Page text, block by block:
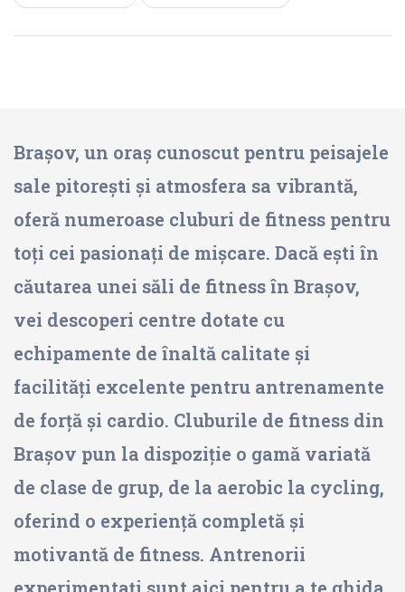
Brașov, un oraș cunoscut pentru peisajele
sale pitorești și atmosfera sa vibrantă,
oferă numeroase cluburi de fitness pentru
toți cei pasionați de mișcare. Dacă ești în
căutarea unei săli de fitness în Brașov,
vei descoperi centre dotate cu
echipamente de înaltă calitate și
facilități excelente pentru antrenamente
de forță și cardio. Cluburile de fitness din
Brașov pun la dispoziție o gamă variată
de clase de grup, de la aerobic la cycling,
oferind o experiență completă și
motivantă de fitness. Antrenorii
experimentați sunt aici pentru a te ghida